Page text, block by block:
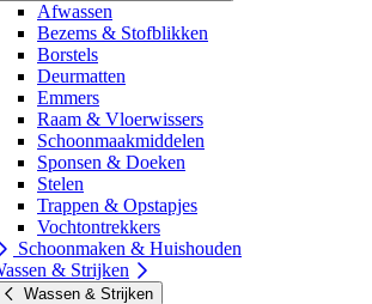
Afwassen
Bezems & Stofblikken
Borstels
Deurmatten
Emmers
Raam & Vloerwissers
Schoonmaakmiddelen
Sponsen & Doeken
Stelen
Trappen & Opstapjes
Vochtontrekkers
Schoonmaken & Huishouden
& Strijken
Wassen & Strijken